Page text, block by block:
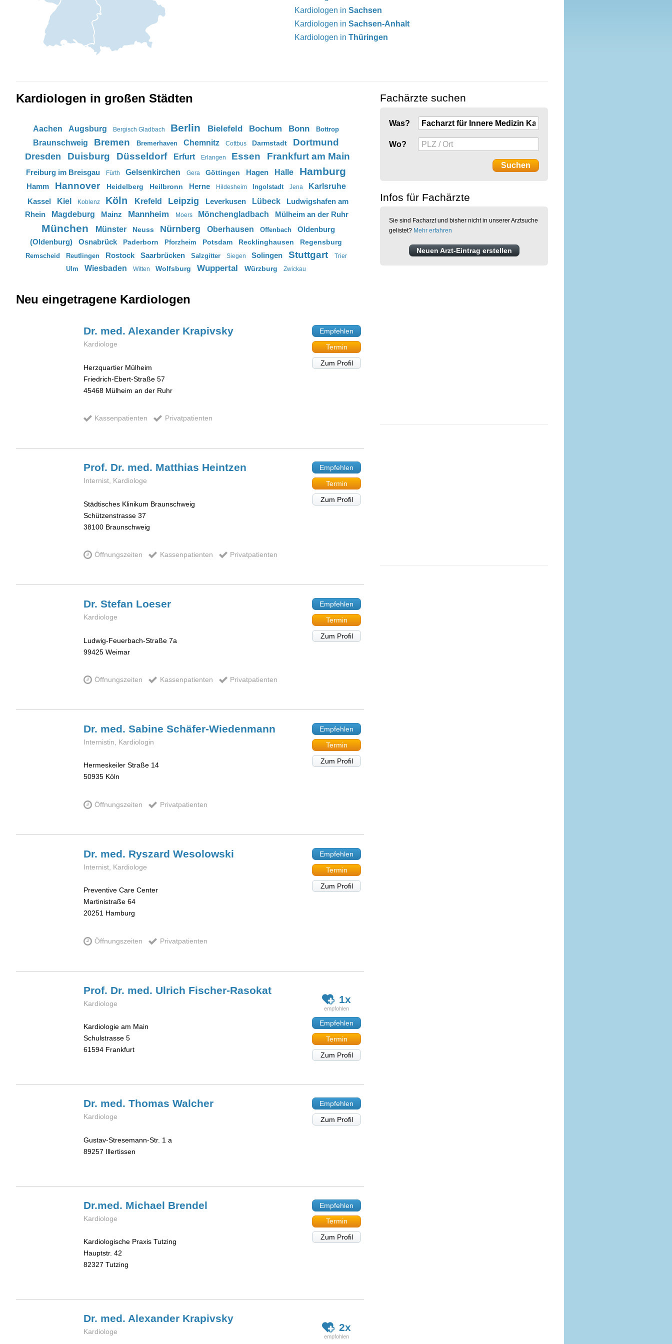
Kardiologen in Sachsen
Kardiologen in Sachsen-Anhalt
Kardiologen in Thüringen
Kardiologen in großen Städten
Aachen Augsburg Bergisch Gladbach Berlin Bielefeld Bochum Bonn Bottrop
Braunschweig Bremen Bremerhaven Chemnitz Cottbus Darmstadt Dortmund
Dresden Duisburg Düsseldorf Erfurt Erlangen Essen Frankfurt am Main
Freiburg im Breisgau Fürth Gelsenkirchen Gera Göttingen Hagen Halle Hamburg
Hamm Hannover Heidelberg Heilbronn Herne Hildesheim Ingolstadt Jena
Karlsruhe
Kassel
Kiel Koblenz Köln Krefeld Leipzig Leverkusen Lübeck
Ludwigshafen am
Rhein
Magdeburg Mainz Mannheim Moers Mönchengladbach Mülheim an der Ruhr
München Münster Neuss Nürnberg Oberhausen Offenbach
Oldenburg
(Oldenburg)
Osnabrück Paderborn Pforzheim Potsdam Recklinghausen Regensburg
Remscheid Reutlingen Rostock Saarbrücken Salzgitter Siegen Solingen Stuttgart Trier
Ulm Wiesbaden Witten Wolfsburg Wuppertal Würzburg Zwickau
Neu eingetragene Kardiologen
Dr. med. Alexander Krapivsky
Kardiologe
Herzquartier Mülheim
Friedrich-Ebert-Straße 57
45468 Mülheim an der Ruhr
Kassenpatienten Privatpatienten
Empfehlen
Termin
Zum Profil
Prof. Dr. med. Matthias Heintzen
Internist, Kardiologe
Städtisches Klinikum Braunschweig
Schützenstrasse 37
38100 Braunschweig
Öffnungszeiten Kassenpatienten Privatpatienten
Empfehlen
Termin
Zum Profil
Dr. Stefan Loeser
Kardiologe
Ludwig-Feuerbach-Straße 7a
99425 Weimar
Öffnungszeiten Kassenpatienten Privatpatienten
Empfehlen
Termin
Zum Profil
Dr. med. Sabine Schäfer-Wiedenmann
Internistin, Kardiologin
Hermeskeiler Straße 14
50935 Köln
Öffnungszeiten Privatpatienten
Empfehlen
Termin
Zum Profil
Dr. med. Ryszard Wesolowski
Internist, Kardiologe
Preventive Care Center
Martinistraße 64
20251 Hamburg
Öffnungszeiten Privatpatienten
Empfehlen
Termin
Zum Profil
Prof. Dr. med. Ulrich Fischer-Rasokat
Kardiologe
Kardiologie am Main
Schulstrasse 5
61594 Frankfurt
1x
Empfehlen
Termin
Zum Profil
Dr. med. Thomas Walcher
Kardiologe
Gustav-Stresemann-Str. 1 a
89257 Illertissen
Empfehlen
Zum Profil
Dr.med. Michael Brendel
Kardiologe
Kardiologische Praxis Tutzing
Hauptstr. 42
82327 Tutzing
Empfehlen
Termin
Zum Profil
Dr. med. Alexander Krapivsky
Kardiologe 2x
Fachärzte suchen
Was?
Wo?
Infos für Fachärzte
Sie sind Facharzt und bisher nicht in unserer Arztsuche
gelistet? Mehr erfahren
Neuen Arzt-Eintrag erstellen